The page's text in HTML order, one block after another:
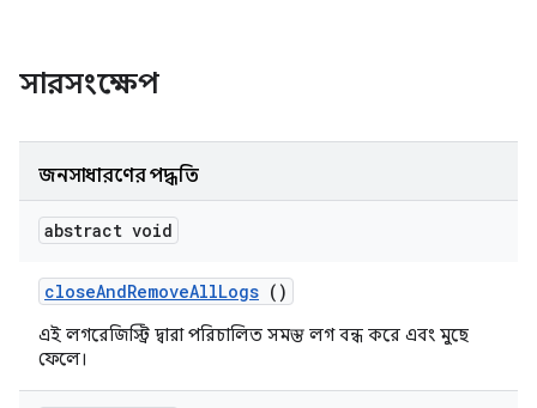
সারসংক্ষেপ
জনসাধারণের পদ্ধতি
abstract void
closeAndRemoveAllLogs ()
এই লগরেজিস্ট্রি দ্বারা পরিচালিত সমস্ত লগ বন্ধ করে এবং মুছে
ফেলে।